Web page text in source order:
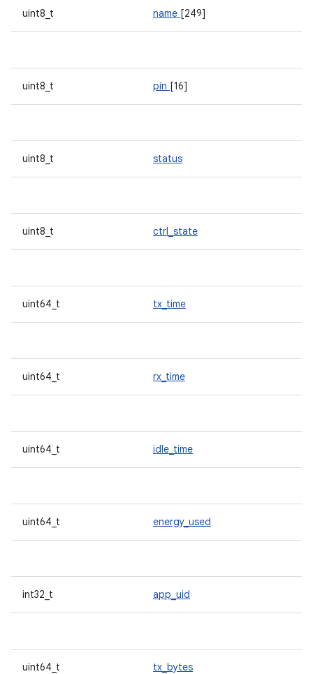
uint8_t name [249]
uint8_t pin [16]
uint8_t status
uint8_t ctrl_state
uint64_t tx_time
uint64_t rx_time
uint64_t idle_time
uint64_t energy_used
int32_t app_uid
uint64_t tx_bytes